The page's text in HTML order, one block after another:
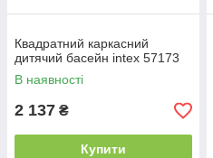
Квадратний каркасний
дитячий басейн intex 57173
В наявності
2 137 ₴
Купити